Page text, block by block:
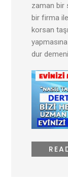
zaman bir
bir firma
korsan
dur